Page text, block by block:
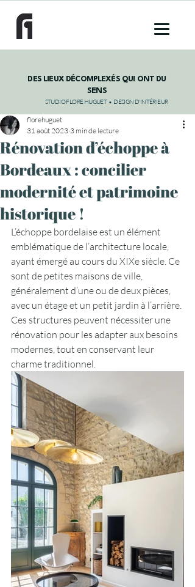
DES LIEUX DÉCOMPLEXÉS QUI ONT DU
SENS
STUDIO FLORE HUGUET • DESIGN D'INTÉRIEUR
Rénovation d’échoppe à
Bordeaux : concilier
modernité et patrimoine
historique !
florehuguet
31 août 2023 3 min de lecture
L’échoppe bordelaise est un élément
emblématique de l’architecture locale,
ayant émergé au cours du XIXe siècle. Ce
sont de petites maisons de ville,
généralement d’une ou de deux pièces,
avec un étage et un petit jardin à l’arrière.
Ces structures peuvent nécessiter une
rénovation pour les adapter aux besoins
modernes, tout en conservant leur
charme traditionnel.